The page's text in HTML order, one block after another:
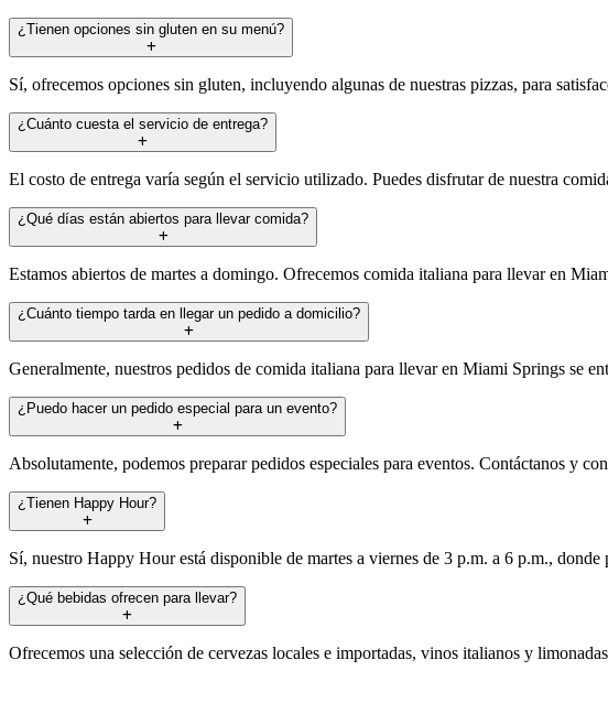
¿Tienen opciones sin gluten en su menú?
Sí, ofrecemos opciones sin gluten, incluyendo algunas de nuestras pizzas, para
¿Cuánto cuesta el servicio de entrega?
El costo de entrega varía según el servicio utilizado. Puedes disfrutar de nuestra
¿Qué días están abiertos para llevar comida?
Estamos abiertos de martes a domingo. Ofrecemos comida italiana para llevar en
¿Cuánto tiempo tarda en llegar un pedido a domicilio?
Generalmente, nuestros pedidos de comida italiana para llevar en Miami Springs se
¿Puedo hacer un pedido especial para un evento?
Absolutamente, podemos preparar pedidos especiales para eventos. Contáctanos y
¿Tienen Happy Hour?
Sí, nuestro Happy Hour está disponible de martes a viernes de 3 p.m. a 6 p.m.,
¿Qué bebidas ofrecen para llevar?
Ofrecemos una selección de cervezas locales e importadas, vinos italianos y